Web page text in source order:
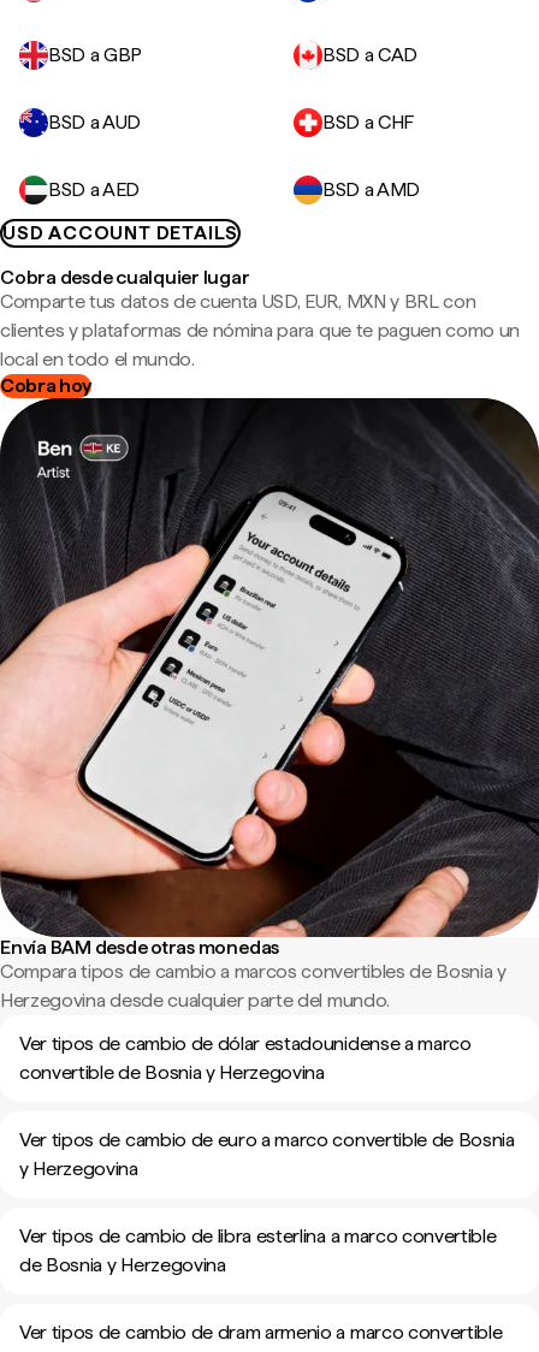
BSD a GBP BSD a CAD
BSD a AUD BSD a CHF
BSD a AED
BSD a AMD
USD ACCOUNT DETAILS
Cobra desde cualquier lugar
Comparte tus datos de cuenta USD, EUR, MXN y BRL con
clientes y plataformas de nómina para que te paguen como un
local en todo el mundo.
Cobra hoy
Envía BAM desde otras monedas
Compara tipos de cambio a marcos convertibles de Bosnia y
Herzegovina desde cualquier parte del mundo.
Ver tipos de cambio de dólar estadounidense a marco
convertible de Bosnia y Herzegovina
Ver tipos de cambio de euro a marco convertible de Bosnia
y Herzegovina
Ver tipos de cambio de libra esterlina a marco convertible
de Bosnia y Herzegovina
Ver tipos de cambio de dram armenio a marco convertible